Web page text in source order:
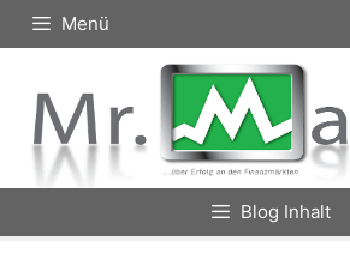
Inhalt
Menü
Blog Inhalt